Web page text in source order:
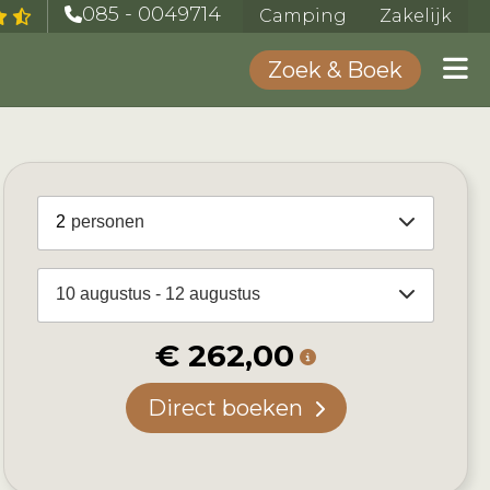
085 - 0049714 Camping Zakelijk
Zoek & Boek
2 personen
10 augustus - 12 augustus
€ 262,00
Direct boeken